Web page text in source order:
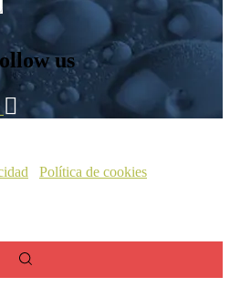
us
Política de cookies